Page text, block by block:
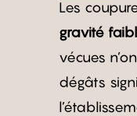
Les
gravité
vécues
dégâts